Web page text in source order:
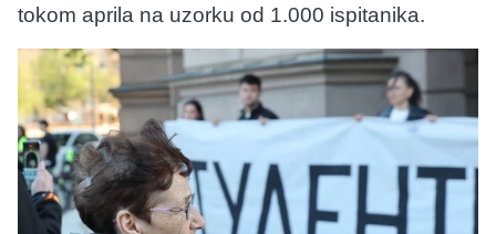
tokom aprila na uzorku od 1.000 ispitanika.